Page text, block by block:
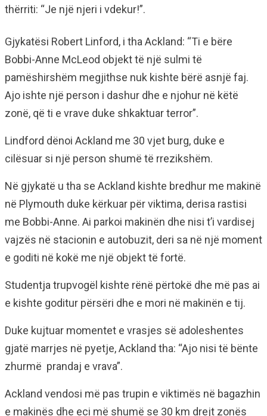
thërriti: “Je një njeri i vdekur!”.
Gjykatësi Robert Linford, i tha Ackland: “Ti e bëre
Bobbi-Anne McLeod objekt të një sulmi të
pamëshirshëm megjithse nuk kishte bërë asnjë faj.
Ajo ishte një person i dashur dhe e njohur në këtë
zonë, që ti e vrave duke shkaktuar terror”.
Lindford dënoi Ackland me 30 vjet burg, duke e
cilësuar si një person shumë të rrezikshëm.
Në gjykatë u tha se Ackland kishte bredhur me makinë
në Plymouth duke kërkuar për viktima, derisa rastisi
me Bobbi-Anne. Ai parkoi makinën dhe nisi t’i vardisej
vajzës në stacionin e autobuzit, deri sa në një moment
e goditi në kokë me një objekt të fortë.
Studentja trupvogël kishte rënë përtokë dhe më pas ai
e kishte goditur përsëri dhe e mori në makinën e tij.
Duke kujtuar momentet e vrasjes së adoleshentes
gjatë marrjes në pyetje, Ackland tha: “Ajo nisi të bënte
zhurmë prandaj e vrava”.
Ackland vendosi më pas trupin e viktimës në bagazhin
e makinës dhe eci më shumë se 30 km drejt zonës